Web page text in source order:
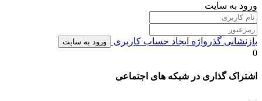
ورود به سایت
بازنشانی گذرواژه ایجاد حساب کاربری ورود به سایت
0
اشتراک گذاری در شبکه های اجتماعی